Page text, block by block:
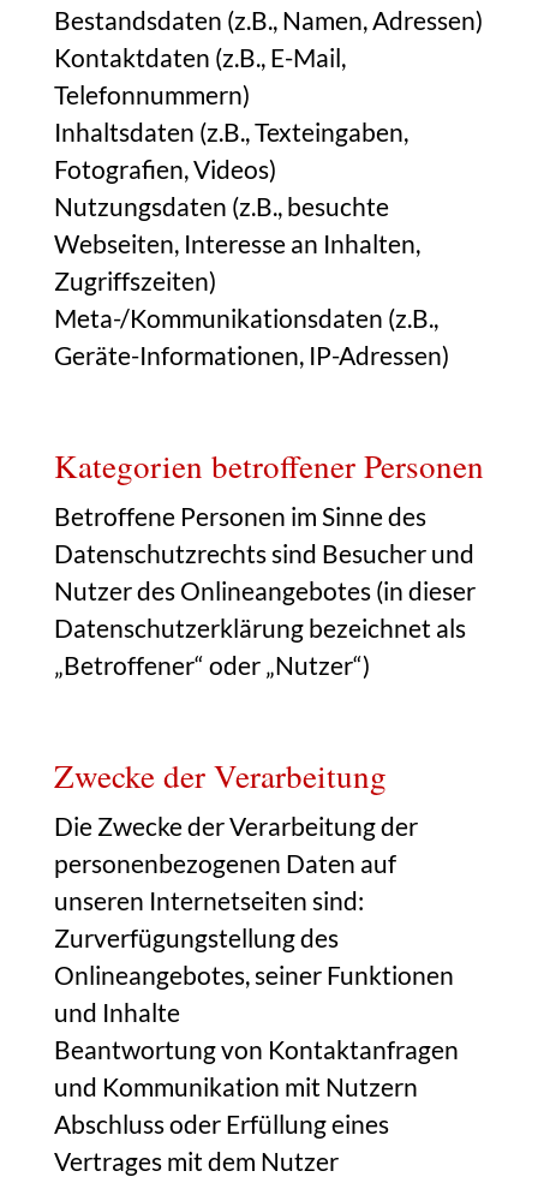
Bestandsdaten (z.B., Namen, Adressen)
Kontaktdaten (z.B., E-Mail,
Telefonnummern)
Inhaltsdaten (z.B., Texteingaben,
Fotografien, Videos)
Nutzungsdaten (z.B., besuchte
Webseiten, Interesse an Inhalten,
Zugriffszeiten)
Meta-/Kommunikationsdaten (z.B.,
Geräte-Informationen, IP-Adressen)
Kategorien betroffener Personen
Betroffene Personen im Sinne des
Datenschutzrechts sind Besucher und
Nutzer des Onlineangebotes (in dieser
Datenschutzerklärung bezeichnet als
„Betroffener“ oder „Nutzer“)
Zwecke der Verarbeitung
Die Zwecke der Verarbeitung der
personenbezogenen Daten auf
unseren Internetseiten sind:
Zurverfügungstellung des
Onlineangebotes, seiner Funktionen
und Inhalte
Beantwortung von Kontaktanfragen
und Kommunikation mit Nutzern
Abschluss oder Erfüllung eines
Vertrages mit dem Nutzer